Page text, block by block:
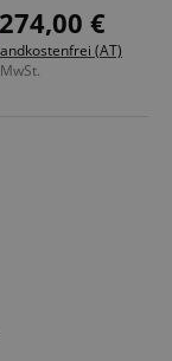
274,00 €
(AT)